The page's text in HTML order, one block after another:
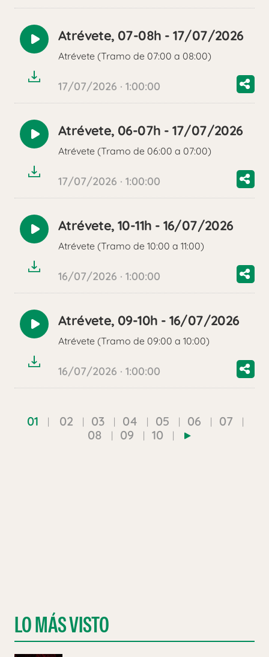
Reproducir
audio
Atrévete, 07-08h - 17/07/2026
Atrévete (Tramo de 07:00 a 08:00)
17/07/2026 · 1:00:00
Reproducir
audio
Atrévete, 06-07h - 17/07/2026
Atrévete (Tramo de 06:00 a 07:00)
17/07/2026 · 1:00:00
Reproducir
audio
Atrévete, 10-11h - 16/07/2026
Atrévete (Tramo de 10:00 a 11:00)
16/07/2026 · 1:00:00
Reproducir
audio
Atrévete, 09-10h - 16/07/2026
Atrévete (Tramo de 09:00 a 10:00)
16/07/2026 · 1:00:00
01 02 03 04 05 06
07
08
09 10
LO MÁS VISTO